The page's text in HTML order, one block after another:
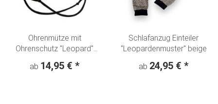
Ohrenmütze mit
Ohrenschutz "Leopard"
ab 14,95 € *
Schlafanzug Einteiler
"Leopardenmuster" beige
ab 24,95 € *